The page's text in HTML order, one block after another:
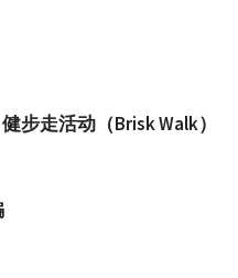
步走活动（Brisk Walk）